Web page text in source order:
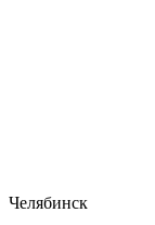
Челябинск